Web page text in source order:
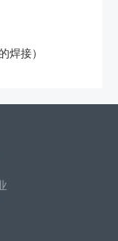
焊接）